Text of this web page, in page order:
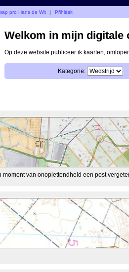
pro Hans de Wit | Přihlásit
Welkom in mijn digitale
Op deze website publiceer ik kaarten,
Kategorie:
moment van onoplettendheid een post